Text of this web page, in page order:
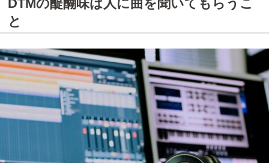
DTMの醍醐味は人に曲を聞いてもらうこ
と